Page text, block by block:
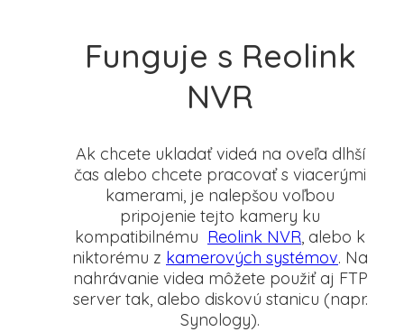
Funguje s Reolink
NVR
Ak chcete ukladať videá na oveľa dlhší
čas alebo chcete pracovať s viacerými
kamerami, je nalepšou voľbou
pripojenie tejto kamery ku
kompatibilnému Reolink NVR, alebo k
niktorému z kamerových systémov. Na
nahrávanie videa môžete použiť aj FTP
server tak, alebo diskovú stanicu (napr.
Synology).